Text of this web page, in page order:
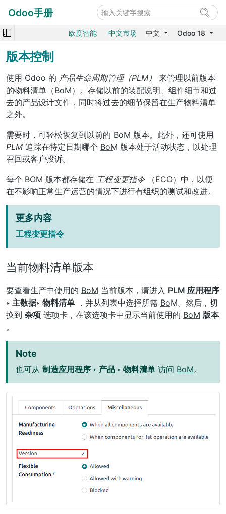
Odoo手册
欧度智能 中文市场 中文 Odoo 18
版本控制
使用 Odoo 的 产品生命周期管理（PLM）
来管理以前版本
的物料清单（BoM）。存储以前的装配说明、组件细节和过
去的产品设计文件，同时将过去的细节保留在生产物料清单
之外。
需要时，可轻松恢复到以前的 BoM 版本。此外，还可使用
PLM 追踪在特定日期哪个 BoM 版本处于活动状态，以处理
召回或客户投诉。
每个 BOM 版本都存储在 工程变更指令（ECO）中，以便
在不影响正常生产运营的情况下进行有组织的测试和改进。
更多内容
工程变更指令
当前物料清单版本
要查看生产中使用的 BoM 当前版本，请进入 PLM 应用程序
‣ 主数据‣ 物料清单 ，并从列表中选择所需 BoM。然后，切
换到 杂项 选项卡，在该选项卡中显示当前使用的 BoM 版本
。
Note
也可从 制造应用程序 ‣ 产品 ‣ 物料清单 访问 BoM。